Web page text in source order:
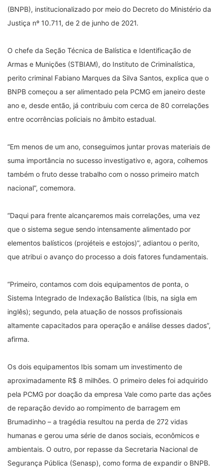
(BNPB), institucionalizado por meio do Decreto do Ministério da
Justiça nº 10.711, de 2 de junho de 2021.
O chefe da Seção Técnica de Balística e Identificação de
Armas e Munições (STBIAM), do Instituto de Criminalística,
perito criminal Fabiano Marques da Silva Santos, explica que o
BNPB começou a ser alimentado pela PCMG em janeiro deste
ano e, desde então, já contribuiu com cerca de 80 correlações
entre ocorrências policiais no âmbito estadual.
“Em menos de um ano, conseguimos juntar provas materiais de
suma importância no sucesso investigativo e, agora, colhemos
também o fruto desse trabalho com o nosso primeiro match
nacional”, comemora.
“Daqui para frente alcançaremos mais correlações, uma vez
que o sistema segue sendo intensamente alimentado por
elementos balísticos (projéteis e estojos)”, adiantou o perito,
que atribui o avanço do processo a dois fatores fundamentais.
“Primeiro, contamos com dois equipamentos de ponta, o
Sistema Integrado de Indexação Balística (Ibis, na sigla em
inglês); segundo, pela atuação de nossos profissionais
altamente capacitados para operação e análise desses dados”,
afirma.
Os dois equipamentos Ibis somam um investimento de
aproximadamente R$ 8 milhões. O primeiro deles foi adquirido
pela PCMG por doação da empresa Vale como parte das ações
de reparação devido ao rompimento de barragem em
Brumadinho – a tragédia resultou na perda de 272 vidas
humanas e gerou uma série de danos sociais, econômicos e
ambientais. O outro, por repasse da Secretaria Nacional de
Segurança Pública (Senasp), como forma de expandir o BNPB.